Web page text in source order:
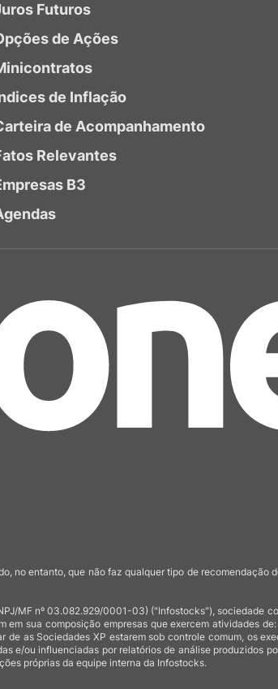
Futuros
de Ações
de Inflação
de Acompanhamento
Relevantes
B3
no entanto, que não faz qualquer tipo de recomendação
MF nº 03.082.929/0001-03) ("Infostocks"), sociedade
sua composição empresas que exercem atividades
as Sociedades XP estarem sob controle comum, os
ou influenciadas por relatórios de análise produzidos
próprias da equipe interna da Infostocks.